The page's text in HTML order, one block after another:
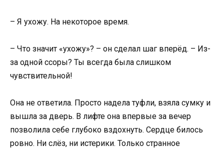
– Я ухожу. На некоторое время.
– Что значит «ухожу»? – он сделал шаг вперёд. – Из-
за одной ссоры? Ты всегда была слишком
чувствительной!
Она не ответила. Просто надела туфли, взяла сумку и
вышла за дверь. В лифте она впервые за вечер
позволила себе глубоко вздохнуть. Сердце билось
ровно. Ни слёз, ни истерики. Только странное